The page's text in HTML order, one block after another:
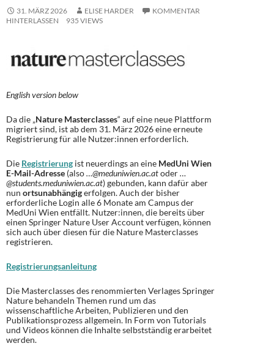
31. MÄRZ 2026 ELISE HARDER
KOMMENTAR
HINTERLASSEN
935 VIEWS
English version below
Da die „Nature Masterclasses“ auf eine neue Plattform
migriert sind, ist ab dem 31. März 2026 eine erneute
Registrierung für alle Nutzer:innen erforderlich.
Die Registrierung ist neuerdings an eine MedUni Wien
E-Mail-Adresse (also…@meduniwien.ac.atoder…
@students.meduniwien.ac.at) gebunden, kann dafür aber
nun ortsunabhängigerfolgen. Auch der bisher
erforderliche Login alle 6 Monate am Campus der
MedUni Wien entfällt. Nutzer:innen, die bereits über
einen Springer Nature User Account verfügen, können
sich auch über diesen für die Nature Masterclasses
registrieren.
Registrierungsanleitung
Die Masterclasses des renommierten Verlages Springer
Nature behandeln Themen rund um das
wissenschaftliche Arbeiten, Publizieren und den
Publikationsprozess allgemein. In Form von Tutorials
und Videos können die Inhalte selbstständig erarbeitet
werden.